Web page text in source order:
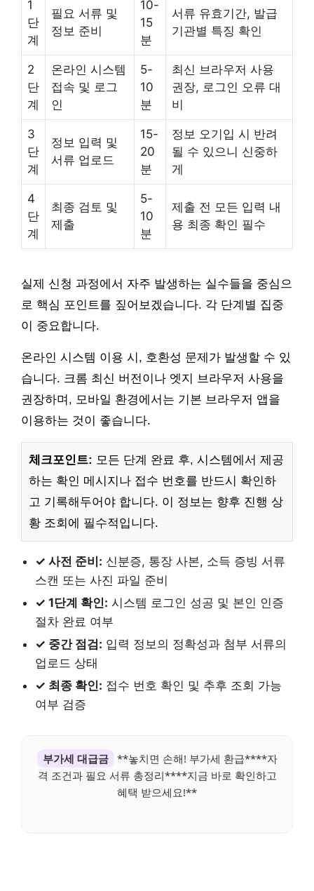
1
단
계
필요 서류 및
정보 준비
10-
15
분
서류 유효기간, 발급
기관별 특징 확인
2
단
계
온라인 시스템
접속 및 로그
인
5-
10
분
최신 브라우저 사용
권장, 로그인 오류 대
비
3
단
계
정보 입력 및
서류 업로드
15-
20
분
정보 오기입 시 반려
될 수 있으니 신중하
게
4
단
계
최종 검토 및
제출
5-
10
분
제출 전 모든 입력 내
용 최종 확인 필수
실제 신청 과정에서 자주 발생하는 실수들을 중심으
로 핵심 포인트를 짚어보겠습니다. 각 단계별 집중
이 중요합니다.
온라인 시스템 이용 시, 호환성 문제가 발생할 수 있
습니다. 크롬 최신 버전이나 엣지 브라우저 사용을
권장하며, 모바일 환경에서는 기본 브라우저 앱을
이용하는 것이 좋습니다.
체크포인트: 모든 단계 완료 후, 시스템에서 제공
하는 확인 메시지나 접수 번호를 반드시 확인하
고 기록해두어야 합니다. 이 정보는 향후 진행 상
황 조회에 필수적입니다.
✓ 사전 준비: 신분증, 통장 사본, 소득 증빙 서류
스캔 또는 사진 파일 준비
✓ 1단계 확인: 시스템 로그인 성공 및 본인 인증
절차 완료 여부
✓ 중간 점검: 입력 정보의 정확성과 첨부 서류의
업로드 상태
✓ 최종 확인: 접수 번호 확인 및 추후 조회 가능
여부 검증
부가세 대급금
**놓치면 손해! 부가세 환급****자
격 조건과 필요 서류 총정리****지금 바로 확인하고
혜택 받으세요!**